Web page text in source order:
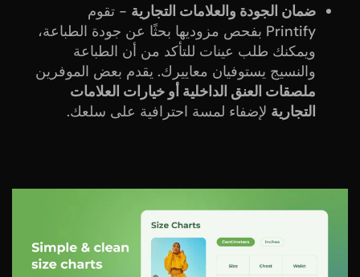
ضمان الجودة والعلامات التجارية - تقوم
Printify بفحص مزوديها بحثًا عن جودة الطباعة،
ويمكنك طلب عينات للتأكد من أن الطباعة
والنسيج يستوفيان معاييرك. يقدم بعض الموفرين
ملصقات العنق الداخلية أو خيارات العلامات
التجارية لإضفاء لمسة احترافية على سلعك.